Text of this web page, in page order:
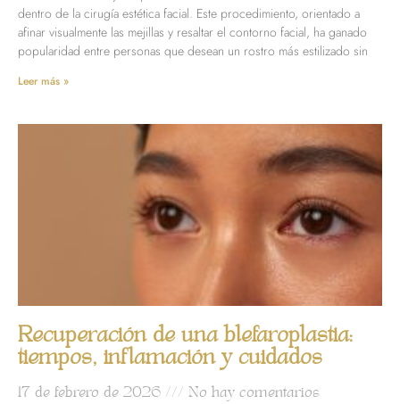
dentro de la cirugía estética facial. Este procedimiento, orientado a
afinar visualmente las mejillas y resaltar el contorno facial, ha ganado
popularidad entre personas que desean un rostro más estilizado sin
Leer más »
Recuperación de una blefaroplastia:
tiempos, inflamación y cuidados
17 de febrero de 2026 No hay comentarios